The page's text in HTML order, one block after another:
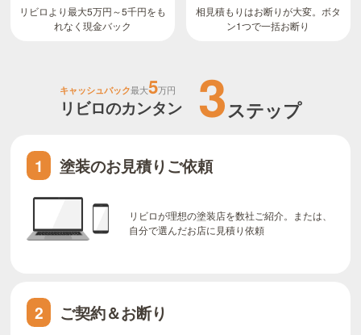
リビロより最大5万円～5千円をも
れなく現金バック
相見積もりはお断りが大変。ボタ
ン1つで一括お断り
キャッシュバック最大5万円
リビロのカンタン 3ステップ
1 塗装のお見積りご依頼
リビロが理想の塗装店を数社ご紹介。または、
自分で選んだお店に見積り依頼
2 ご契約＆お断り